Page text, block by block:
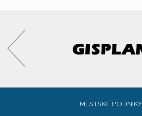
MESTSKÉ PODNIKY